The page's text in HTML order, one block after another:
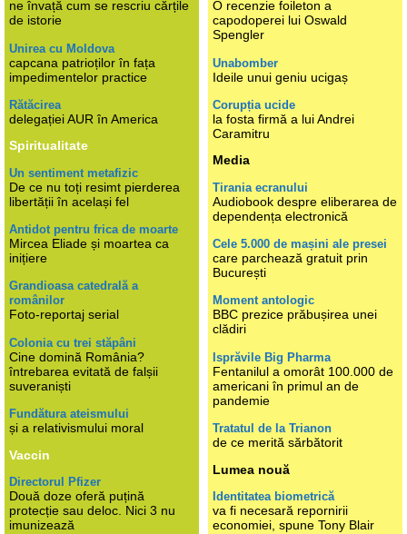
ne învață cum se rescriu cărțile
de istorie
Unirea cu Moldova
capcana patrioților în fața
impedimentelor practice
Rătăcirea
delegației AUR în America
Spiritualitate
Un sentiment metafizic
De ce nu toți resimt pierderea
libertății în același fel
Antidot pentru frica de moarte
Mircea Eliade și moartea ca
inițiere
Grandioasa catedrală a
românilor
Foto-reportaj serial
Colonia cu trei stăpâni
Cine domină România?
întrebarea evitată de falșii
suveraniști
Fundătura ateismului
și a relativismului moral
Vaccin
Directorul Pfizer
Două doze oferă puțină
protecție sau deloc. Nici 3 nu
imunizează
O recenzie foileton a
capodoperei lui Oswald
Spengler
Unabomber
Ideile unui geniu ucigaș
Corupția ucide
la fosta firmă a lui Andrei
Caramitru
Media
Tirania ecranului
Audiobook despre eliberarea de
dependența electronică
Cele 5.000 de mașini ale presei
care parchează gratuit prin
București
Moment antologic
BBC prezice prăbușirea unei
clădiri
Isprăvile Big Pharma
Fentanilul a omorât 100.000 de
americani în primul an de
pandemie
Tratatul de la Trianon
de ce merită sărbătorit
Lumea nouă
Identitatea biometrică
va fi necesară repornirii
economiei, spune Tony Blair